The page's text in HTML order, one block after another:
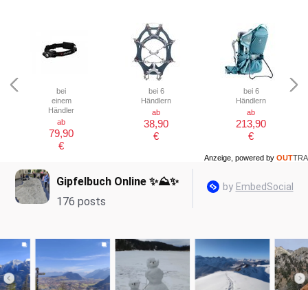
bei
einem
Händler
ab
79,90
€
bei 6
Händlern
ab
38,90
€
bei 6
Händlern
ab
213,90
€
Anzeige, powered by OUTTRA